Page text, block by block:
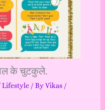
के चुटकुले.
Lifestyle/ ByVikas /